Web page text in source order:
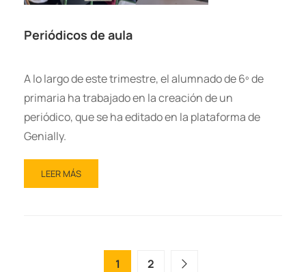
Periódicos de aula
A lo largo de este trimestre, el alumnado de 6º de
primaria ha trabajado en la creación de un
periódico, que se ha editado en la plataforma de
Genially.
LEER MÁS
1 2